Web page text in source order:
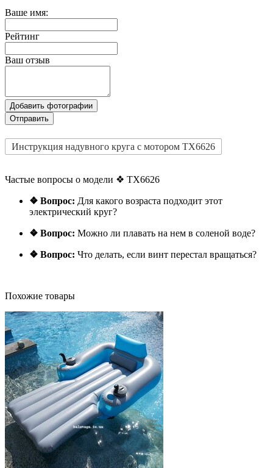
Ваше имя:
Рейтинг
Ваш отзыв
Добавить фотографии
Отправить
Инструкция надувного круга с мотором TX6626
Частые вопросы о модели ❖ TX6626
❖ Вопрос: Для какого возраста подходит этот
электрический круг?
❖ Вопрос: Можно ли плавать на нем в соленой воде?
❖ Вопрос: Что делать, если винт перестал вращаться?
Похожие товары